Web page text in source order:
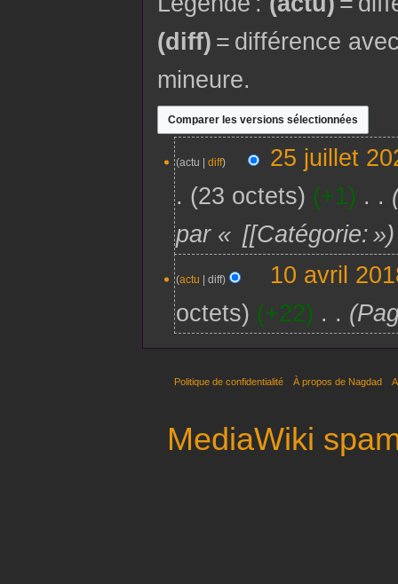
(diff) = différence
mineure.
juillet
2025
actu diff
25 juillet
23 octets
+1
par « [[Catégorie: »
avril
2018
actu diff
10 avril
octets
+22
Politique de confidentialité À propos de Nagdad
MediaWiki